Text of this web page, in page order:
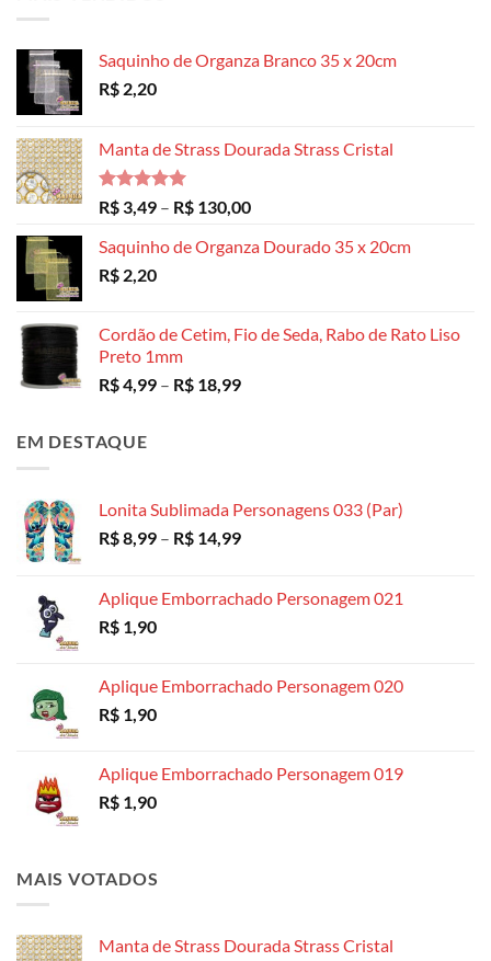
Saquinho de Organza Branco 35 x 20cm
R$ 2,20
Manta de Strass Dourada Strass Cristal
Avaliação
5.00
de 5
R$ 3,49 – R$ 130,00Faixa
preço:
Saquinho de Organza Dourado 35 x 20cm
R$ 2,20
Cordão de Cetim, Fio de Seda, Rabo de Rato Liso
Preto 1mm
R$4,99 – R$ 18,99Faixa
EM DESTAQUE
Lonita Sublimada Personagens 033 (Par)
R$8,99 – R$ 14,99Faixa
R$ 8,99
Aplique Emborrachado Personagem 021
R$ 1,90
Aplique Emborrachado Personagem 020
R$ 1,90
Aplique Emborrachado Personagem 019
R$ 1,90
MAIS VOTADOS
Manta de Strass Dourada Strass Cristal